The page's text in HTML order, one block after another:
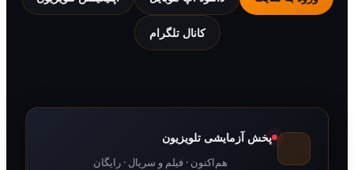
کانال تلگرام
پخش آزمایشی تلویزیون
هم‌اکنون · فیلم و سریال · رایگان